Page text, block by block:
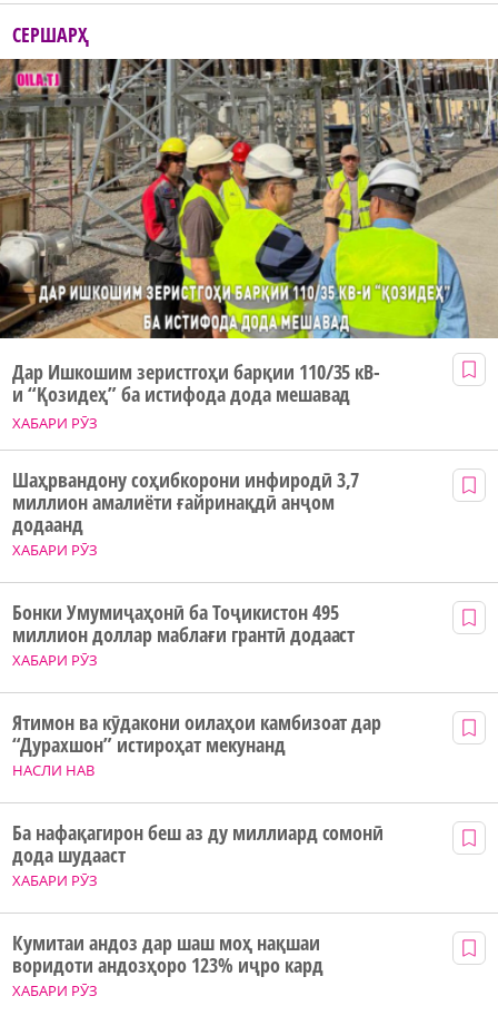
СЕРШАРҲ
ХАБАРИ РӮЗ
Дар Ишкошим зеристгоҳи барқии 110/35 кВ-
и “Қозидеҳ” ба истифода дода мешавад
ХАБАРИ РӮЗ
Шаҳрвандону соҳибкорони инфиродӣ 3,7
миллион амалиёти ғайринақдӣ анҷом
додаанд
ХАБАРИ РӮЗ
Бонки Умумиҷаҳонӣ ба Тоҷикистон 495
миллион доллар маблағи грантӣ додааст
НАСЛИ НАВ
Ятимон ва кӯдакони оилаҳои камбизоат дар
“Дурахшон” истироҳат мекунанд
ХАБАРИ РӮЗ
Ба нафақагирон беш аз ду миллиард сомонӣ
дода шудааст
ХАБАРИ РӮЗ
Кумитаи андоз дар шаш моҳ нақшаи
воридоти андозҳоро 123% иҷро кард